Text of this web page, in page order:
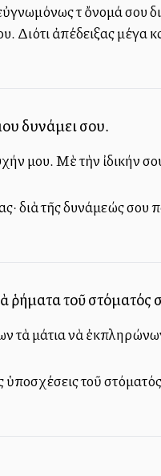
τὸ ὄνομά σου
Διότι ἀπέδειξας μέγα
δυνάμει σου.
μου. Μὲ τὴν ἰδικήν
τῆς δυνάμεώς σου
ῥήματα τοῦ στόματός
τὰ μάτια νὰ
τοῦ